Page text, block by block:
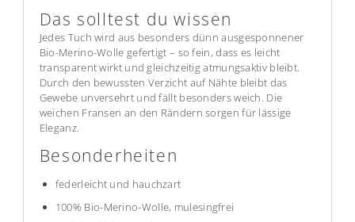
Das solltest du wissen
Jedes Tuch wird aus besonders dünn ausgesponnener
Bio-Merino-Wolle gefertigt – so fein, dass es leicht
transparent wirkt und gleichzeitig atmungsaktiv bleibt.
Durch den bewussten Verzicht auf Nähte bleibt das
Gewebe unversehrt und fällt besonders weich. Die
weichen Fransen an den Rändern sorgen für lässige
Eleganz.
Besonderheiten
federleicht und hauchzart
100% Bio-Merino-Wolle, mulesingfrei